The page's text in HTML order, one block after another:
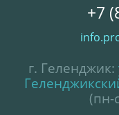
+7
г. Геленджик:
(пн-